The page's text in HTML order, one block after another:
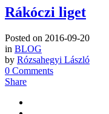
Rákóczi liget
Posted on 2016-09-20
in BLOG
by Rózsahegyi László
0 Comments
Share